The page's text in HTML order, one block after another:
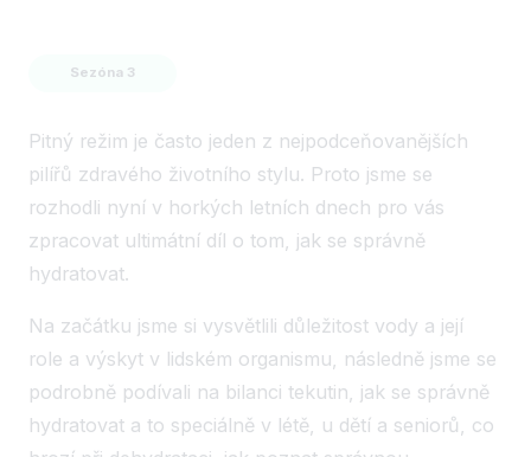
Sezóna 3
Pitný režim je často jeden z nejpodceňovanějších
pilířů zdravého životního stylu. Proto jsme se
rozhodli nyní v horkých letních dnech pro vás
zpracovat ultimátní díl o tom, jak se správně
hydratovat.
Na začátku jsme si vysvětlili důležitost vody a její
role a výskyt v lidském organismu, následně jsme se
podrobně podívali na bilanci tekutin, jak se správně
hydratovat a to speciálně v létě, u dětí a seniorů, co